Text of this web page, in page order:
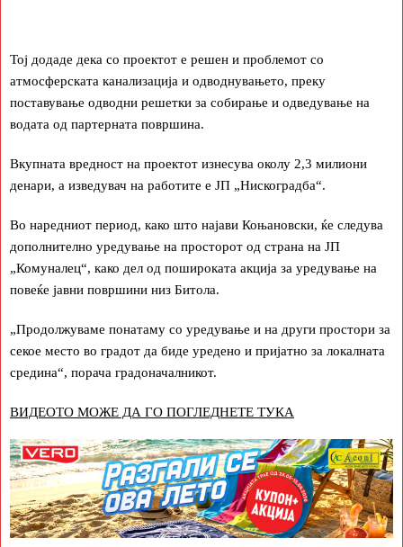
Тој додаде дека со проектот е решен и проблемот со
атмосферската канализација и одводнувањето, преку
поставување одводни решетки за собирање и одведување на
водата од партерната површина.
Вкупната вредност на проектот изнесува околу 2,3 милиони
денари, а изведувач на работите е ЈП „Нискоградба“.
Во наредниот период, како што најави Коњановски, ќе следува
дополнително уредување на просторот од страна на ЈП
„Комуналец“, како дел од пошироката акција за уредување на
повеќе јавни површини низ Битола.
„Продолжуваме понатаму со уредување и на други простори за
секое место во градот да биде уредено и пријатно за локалната
средина“, порача градоначалникот.
ВИДЕОТО МОЖЕ ДА ГО ПОГЛЕДНЕТЕ ТУКА